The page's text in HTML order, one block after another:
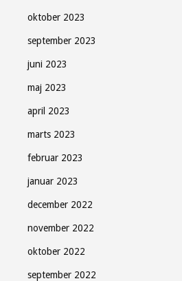
oktober 2023
september 2023
juni 2023
maj 2023
april 2023
marts 2023
februar 2023
januar 2023
december 2022
november 2022
oktober 2022
september 2022